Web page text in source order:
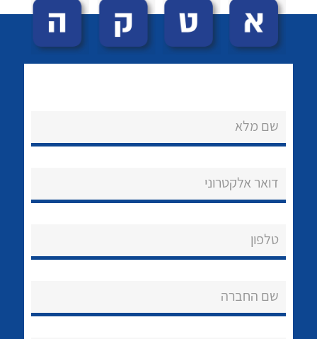
הצוות שלנו
שירותי תמיכה
לכל מוצרי היצרן לכל מוצרי היצרן
שם מלא
דואר אלקטרוני
טלפון
שם החברה